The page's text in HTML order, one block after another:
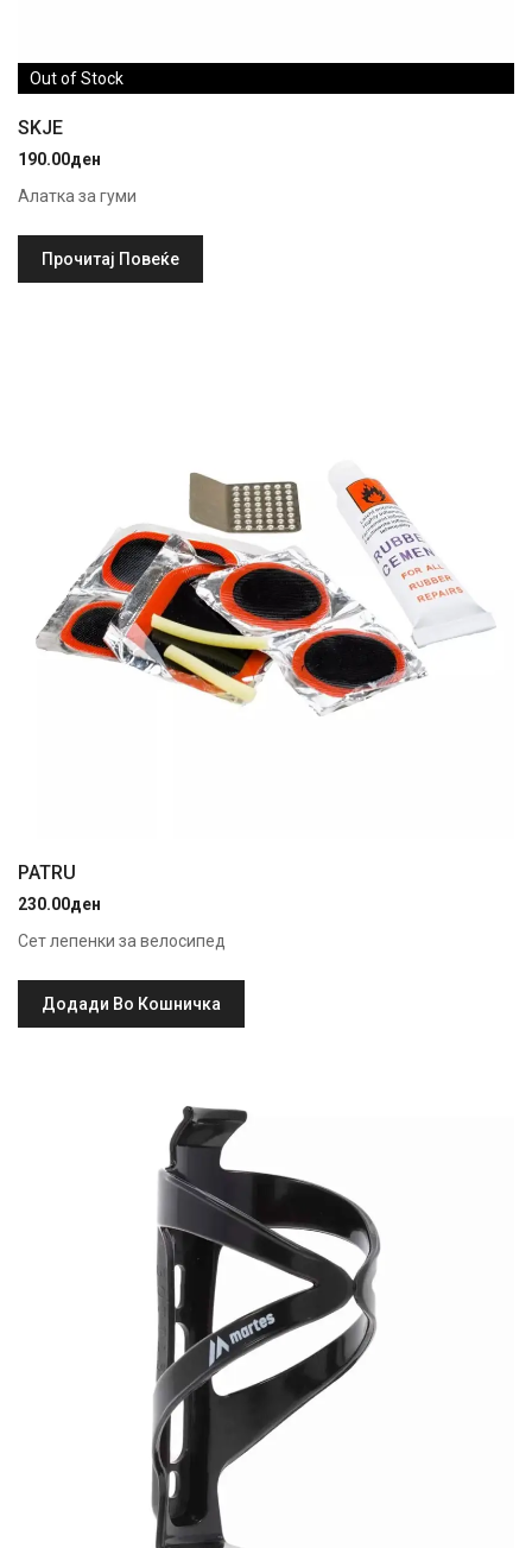
Out of Stock
SKJE
190.00ден
Алатка за гуми
Прочитај Повеќе
PATRU
230.00ден
Сет лепенки за велосипед
Додади Во Кошничка